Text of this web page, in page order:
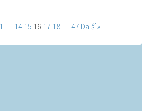
1 … 14 15 16 17 18 … 47 Další »